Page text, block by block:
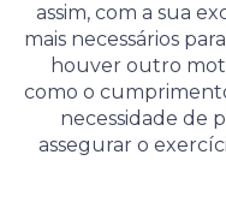
assim, com a sua
mais necessários
houver outro
como o
necessidade de
assegurar o